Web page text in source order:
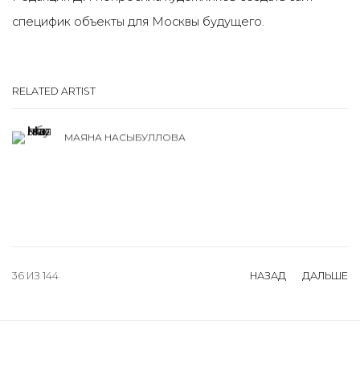
специфик объекты для Москвы будущего.
RELATED ARTIST
МАЯНА НАСЫБУЛЛОВА
НАЗАД ДАЛЬШЕ
36 ИЗ 144